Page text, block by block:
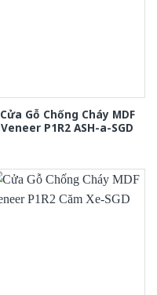
Cửa Gỗ Chống Cháy MDF
Veneer P1R2 ASH-a-SGD